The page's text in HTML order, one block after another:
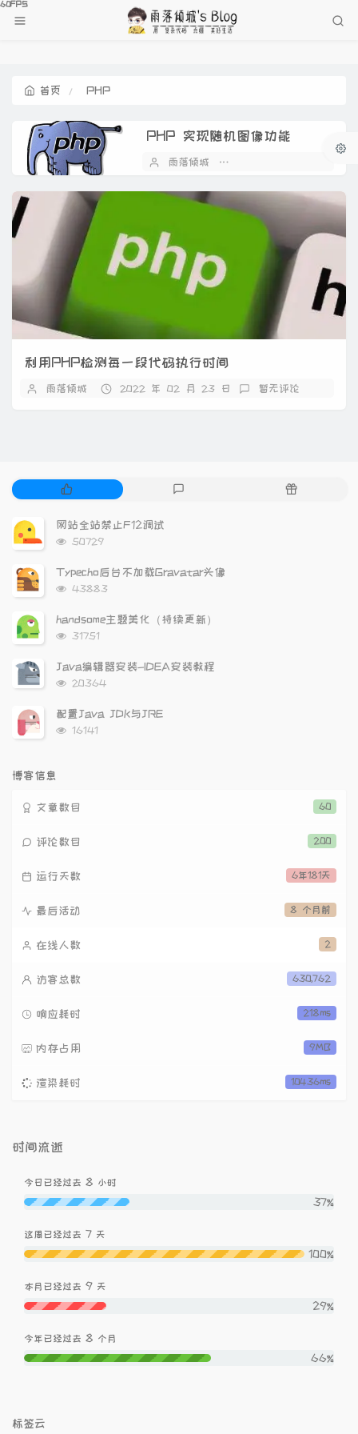
首页 PHP
PHP 实现随机图像功能
雨落倾城
利用PHP检测每一段代码执行时间
雨落倾城 2022 年 02 月 23 日 暂无评论
热
门
文
章
随
网站全站禁止F12调试
浏
次
数:
50729
Typecho后台不加载Gravatar头像
浏
次
数:
43883
handsome主题美化（持续更新）
浏
次
数:
31751
Java编辑器安装-IDEA安装教程
浏
次
数:
20364
配置Java JDK与JRE
浏
16141
博客信息
60
文章数目
200
评论数目
6年181天
运行天数
8 个月前
最后活动
2
在线人数
630,762
访客总数
218ms
响应耗时
9MB
内存占用
10436ms
渲染耗时
时间流逝
今日已经过去 8 小时
37%
这周已经过去 7 天
100%
本月已经过去 9 天
29%
今年已经过去 8 个月
66%
标签云